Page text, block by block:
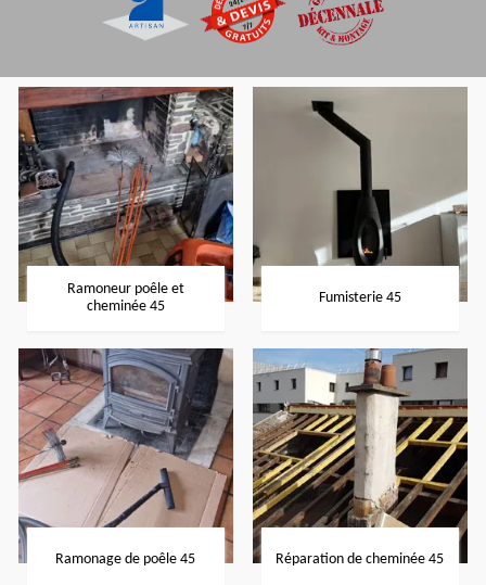
Ramoneur poêle et
cheminée 45
Fumisterie 45
Ramonage de poêle 45 Réparation de cheminée 45